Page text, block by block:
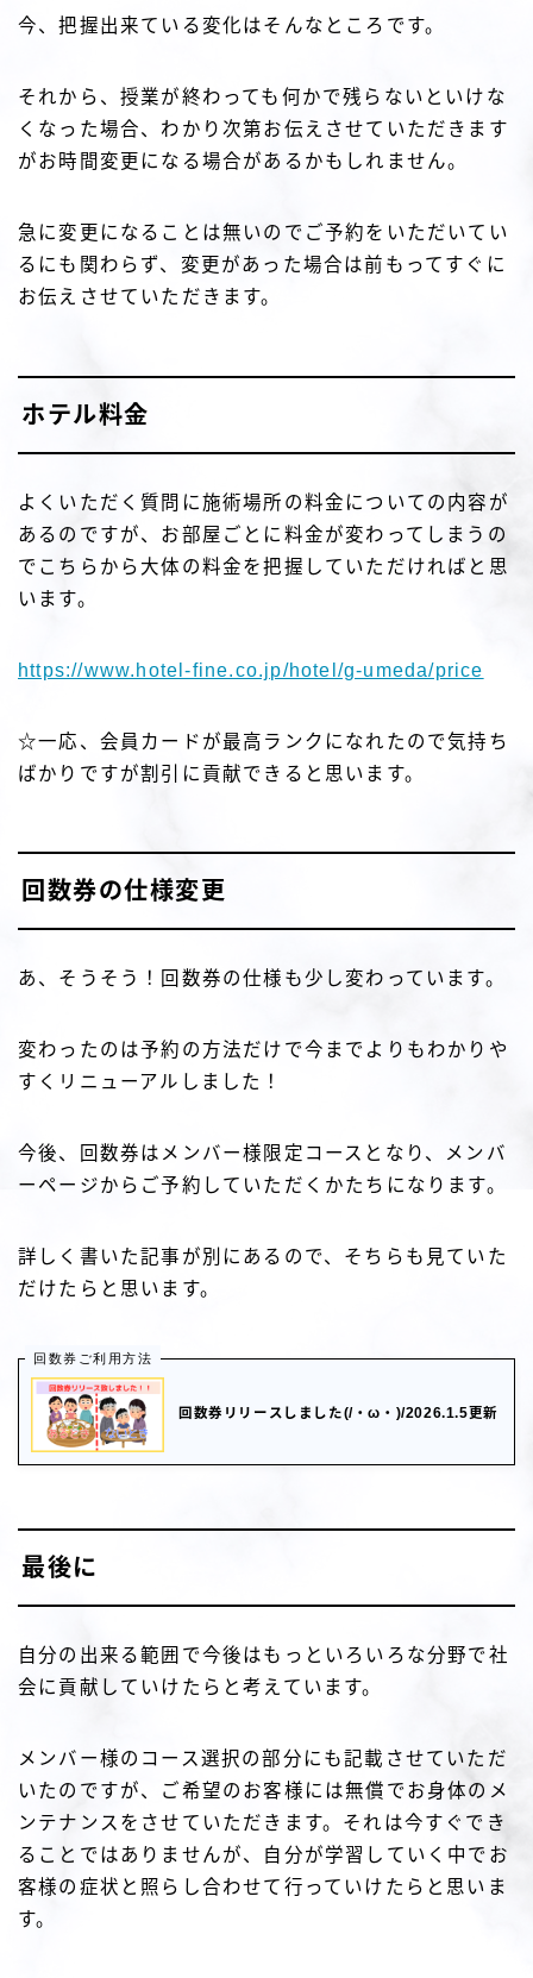
今、把握出来ている変化はそんなところです。
それから、授業が終わっても何かで残らないといけな
くなった場合、わかり次第お伝えさせていただきます
がお時間変更になる場合があるかもしれません。
急に変更になることは無いのでご予約をいただいてい
るにも関わらず、変更があった場合は前もってすぐに
お伝えさせていただきます。
ホテル料金
よくいただく質問に施術場所の料金についての内容が
あるのですが、お部屋ごとに料金が変わってしまうの
でこちらから大体の料金を把握していただければと思
います。
https://www.hotel-fine.co.jp/hotel/g-umeda/price
☆一応、会員カードが最高ランクになれたので気持ち
ばかりですが割引に貢献できると思います。
回数券の仕様変更
あ、そうそう！回数券の仕様も少し変わっています。
変わったのは予約の方法だけで今までよりもわかりや
すくリニューアルしました！
今後、回数券はメンバー様限定コースとなり、メンバ
ーページからご予約していただくかたちになります。
詳しく書いた記事が別にあるので、そちらも見ていた
だけたらと思います。
回数券ご利用方法
回数券リリースしました(/・ω・)/2026.1.5更新
最後に
自分の出来る範囲で今後はもっといろいろな分野で社
会に貢献していけたらと考えています。
メンバー様のコース選択の部分にも記載させていただ
いたのですが、ご希望のお客様には無償でお身体のメ
ンテナンスをさせていただきます。それは今すぐでき
ることではありませんが、自分が学習していく中でお
客様の症状と照らし合わせて行っていけたらと思いま
す。